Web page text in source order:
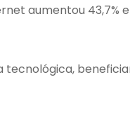
aumentou 43,7%
tecnológica,